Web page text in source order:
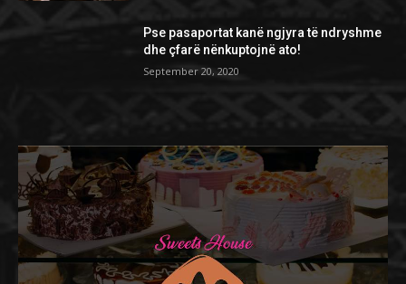
Pse pasaportat kanë ngjyra të ndryshme
dhe çfarë nënkuptojnë ato!
September 20, 2020